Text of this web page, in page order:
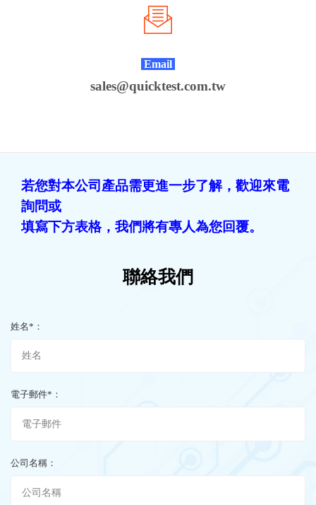
Email
sales@quicktest.com.tw
若您對本公司產品需更進一步了解，歡迎來電
詢問或
填寫下方表格，我們將有專人為您回覆。
聯絡我們
姓名*：
電子郵件*：
公司名稱：